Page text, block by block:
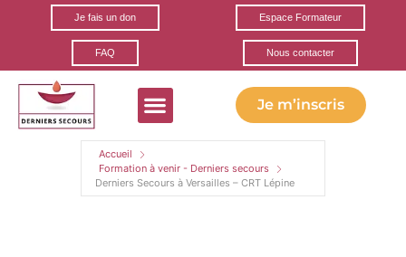
Je fais un don Espace Formateur
FAQ Nous contacter
Je m’inscris
Accueil
Formation à venir - Derniers secours
Derniers Secours à Versailles – CRT Lépine